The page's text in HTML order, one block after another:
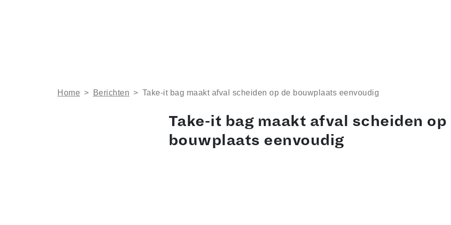
Home > Berichten > Take-it bag maakt afval scheiden op de bouwplaats eenvoudig
Take-it bag maakt afval scheiden op
bouwplaats eenvoudig